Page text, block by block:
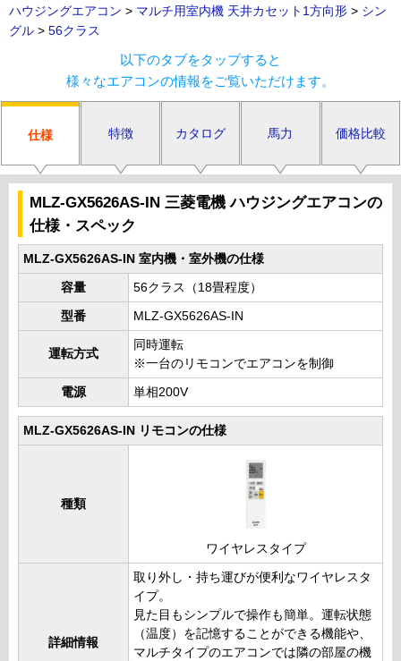
ハウジングエアコン > マルチ用室内機 天井カセット1方向形 > シン
グル > 56クラス
以下のタブをタップすると
様々なエアコンの情報をご覧いただけます。
仕様 特徴 カタログ 馬力 価格比較
MLZ-GX5626AS-IN 三菱電機 ハウジングエアコンの
仕様・スペック
MLZ-GX5626AS-IN 室内機・室外機の仕様
容量 56クラス（18畳程度）
型番 MLZ-GX5626AS-IN
運転方式
同時運転
※一台のリモコンでエアコンを制御
電源 単相200V
MLZ-GX5626AS-IN リモコンの仕様
種類
ワイヤレスタイプ
詳細情報
取り外し・持ち運びが便利なワイヤレスタ
イプ。
見た目もシンプルで操作も簡単。運転状態
（温度）を記憶することができる機能や、
マルチタイプのエアコンでは隣の部屋の機